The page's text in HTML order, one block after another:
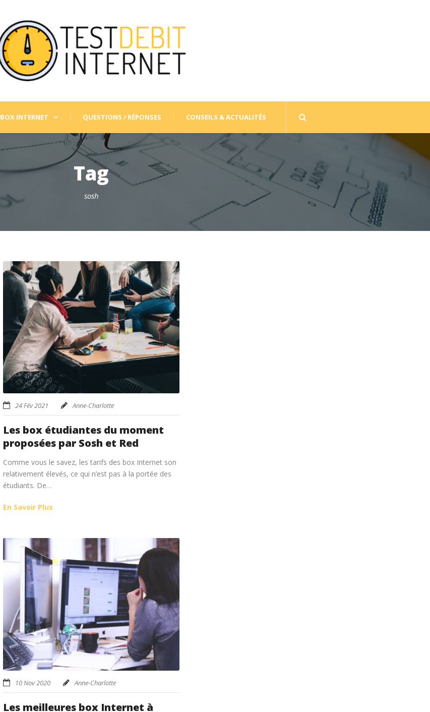
BOX INTERNET QUESTIONS / RÉPONSES CONSEILS & ACTUALITÉS
Tag
sosh
24 Fév 2021 Anne-Charlotte
Les box étudiantes du moment
proposées par Sosh et Red
Comme vous le savez, les tarifs des box Internet son
relativement élevés, ce qui n’est pas à la portée des
étudiants. De…
En Savoir Plus
10 Nov 2020 Anne-Charlotte
Les meilleures box Internet à